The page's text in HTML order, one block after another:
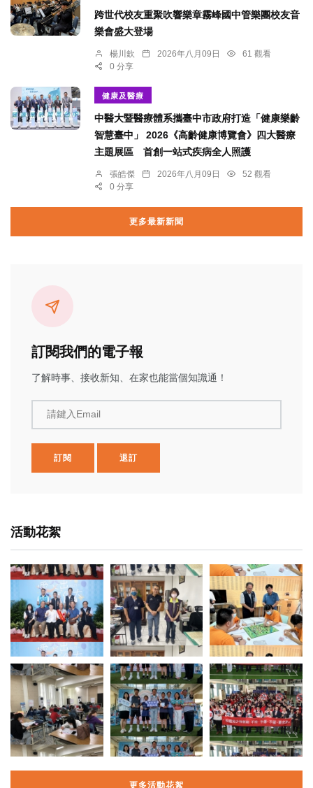
跨世代校友重聚吹響樂章霧峰國中管樂團校友音
樂會盛大登場
楊川欽 2026年八月09日
61 觀看
0 分享
健康及醫療
中醫大暨醫療體系攜臺中市政府打造「健康樂齡
智慧臺中」 2026《高齡健康博覽會》四大醫療
主題展區 首創一站式疾病全人照護
張皓傑 2026年八月09日
52 觀看
0 分享
更多最新新聞
訂閱我們的電子報
了解時事、接收新知、在家也能當個知識通！
請鍵入Email
訂閱 退訂
活動花絮
更多活動花絮